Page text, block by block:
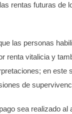
rentas futuras
las personas
renta vitalicia y
en este
de
sea realizado